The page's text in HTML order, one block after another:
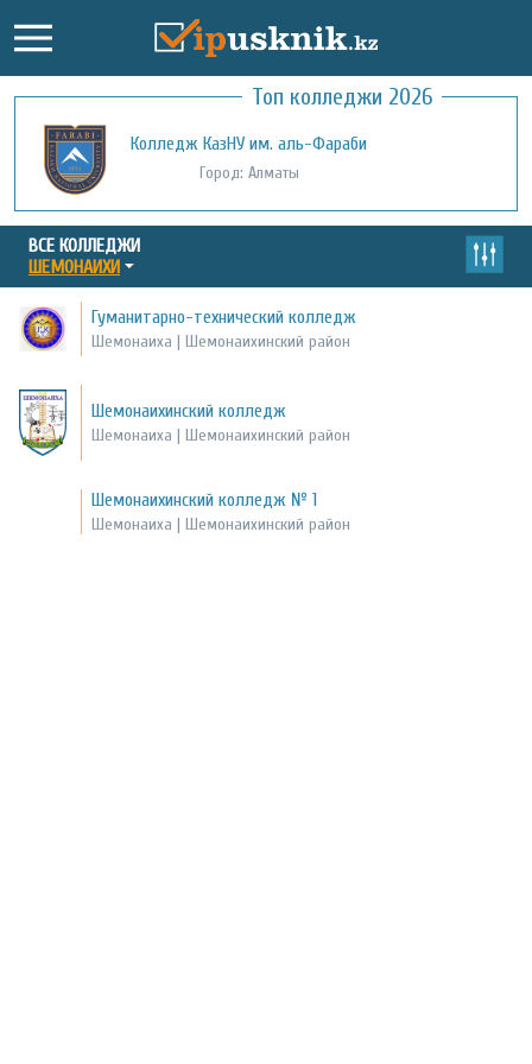
Топ колледжи 2026
Колледж КазНУ им. аль-Фараби
Город: Алматы
ВСЕ КОЛЛЕДЖИ
ШЕМОНАИХИ
Гуманитарно-технический колледж
Шемонаиха | Шемонаихинский район
Шемонаихинский колледж
Шемонаиха | Шемонаихинский район
Шемонаихинский колледж № 1
Шемонаиха | Шемонаихинский район